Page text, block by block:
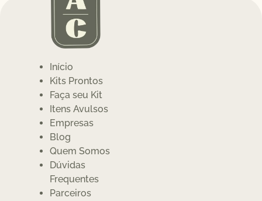
Início
Kits Prontos
Faça seu Kit
Itens Avulsos
Empresas
Blog
Quem Somos
Dúvidas
Frequentes
Parceiros